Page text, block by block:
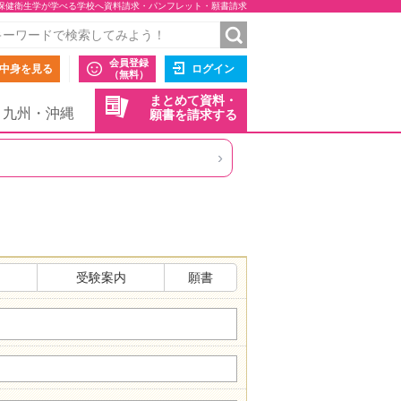
健衛生学が学べる学校へ資料請求・パンフレット・願書請求
身を見る
会員登録
（無料）
ログイン
まとめて資料・
願書を請求する
九州・沖縄
›
受験案内 願書